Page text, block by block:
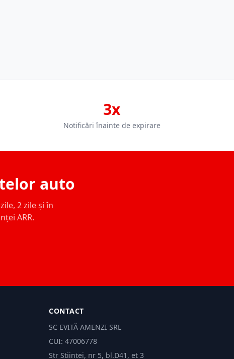
3x
Notificări înainte de expirare
auto
2 zile și în
ARR.
CONTACT
SC EVITĂ AMENZI SRL
CUI: 47006778
Str Științei, nr 5, bl.D41, et 3